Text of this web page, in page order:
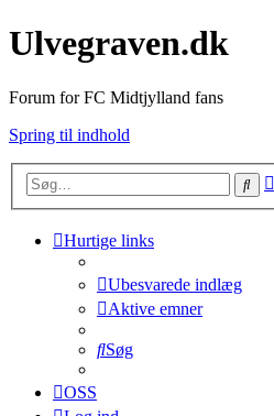
Ulvegraven.dk
Forum for FC Midtjylland fans
Spring til indhold
Søg
Hurtige links
Ubesvarede indlæg
Aktive emner
Søg
OSS